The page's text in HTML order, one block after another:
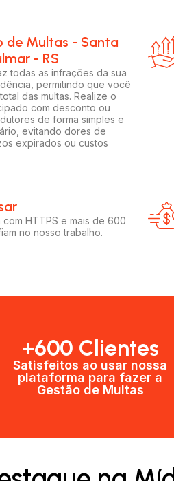
de Multas - Santa
- RS
todas as infrações da sua
permitindo que você
das multas. Realize o
com desconto ou
de forma simples e
evitando dores de
expirados ou custos
com HTTPS e mais de 600
no nosso trabalho.
+600 Clientes​
Satisfeitos ao usar nossa
plataforma para fazer a
Gestão de Multas​